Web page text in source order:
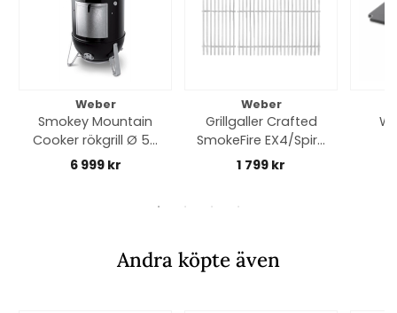
Weber
Smokey Mountain
Cooker rökgrill Ø 57
cm - black
6 999 kr
Weber
Grillgaller Crafted
SmokeFire EX4/Spirit
3-brännare -
1 799 kr
Andra köpte även